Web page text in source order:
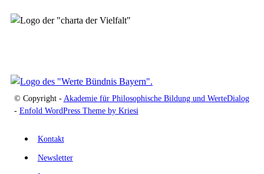
© Copyright - Akademie für Philosophische Bildung und WerteDialog
- Enfold WordPress Theme by Kriesi
Kontakt
Newsletter